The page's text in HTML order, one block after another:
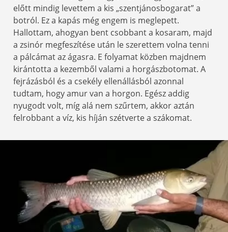
előtt mindig levettem a kis „szentjánosbogarat” a
botról. Ez a kapás még engem is meglepett.
Hallottam, ahogyan bent csobbant a kosaram, majd
a zsinór megfeszítése után le szerettem volna tenni
a pálcámat az ágasra. E folyamat közben majdnem
kirántotta a kezemből valami a horgászbotomat. A
fejrázásból és a csekély ellenállásból azonnal
tudtam, hogy amur van a horgon. Egész addig
nyugodt volt, míg alá nem szűrtem, akkor aztán
felrobbant a víz, kis híján szétverte a szákomat.